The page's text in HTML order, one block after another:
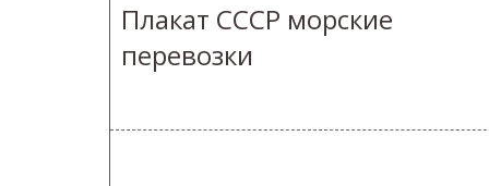
Плакат СССР морские
перевозки